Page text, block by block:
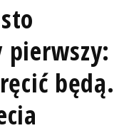
pierwszy:
będą.